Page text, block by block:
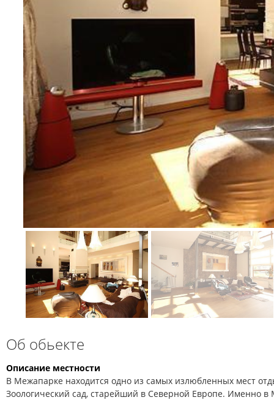
Об обьекте
Описание местности
В Межапарке находится одно из самых излюбленных мест
Зоологический сад, старейший в Северной Европе. Именно